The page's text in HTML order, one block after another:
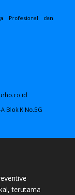
Profesional dan
Blok K No.5G
terutama